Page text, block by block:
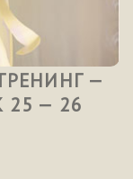
—
25 — 26